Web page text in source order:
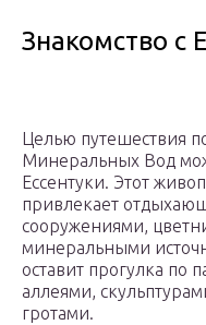
Знакомство с
Целью путешествия
Минеральных Вод
Ессентуки. Этот
привлекает
сооружениями,
минеральными
оставит прогулка по
аллеями,
гротами.